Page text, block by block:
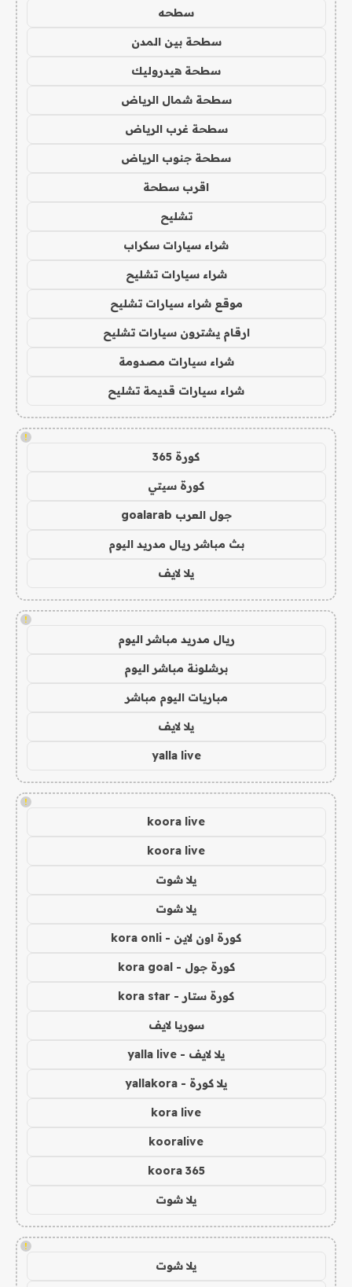
سطحه
سطحة بين المدن
سطحة هيدروليك
سطحة شمال الرياض
سطحة غرب الرياض
سطحة جنوب الرياض
اقرب سطحة
تشليح
شراء سيارات سكراب
شراء سيارات تشليح
موقع شراء سيارات تشليح
ارقام يشترون سيارات تشليح
شراء سيارات مصدومة
شراء سيارات قديمة تشليح
!
كورة 365
كورة سيتي
جول العرب goalarab
بث مباشر ريال مدريد اليوم
يلا لايف
!
ريال مدريد مباشر اليوم
برشلونة مباشر اليوم
مباريات اليوم مباشر
يلا لايف
yalla live
!
koora live
koora live
يلا شوت
يلا شوت
كورة اون لاين - kora onli
كورة جول - kora goal
كورة ستار - kora star
سوريا لايف
يلا لايف - yalla live
يلا كورة - yallakora
kora live
kooralive
koora 365
يلا شوت
!
يلا شوت